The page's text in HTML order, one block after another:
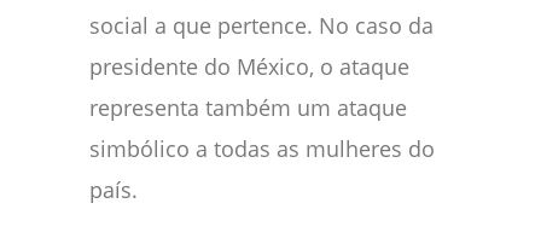
social a que pertence. No caso da
presidente do México, o ataque
representa também um ataque
simbólico a todas as mulheres do
país.